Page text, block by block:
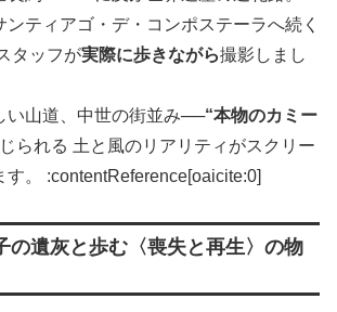
ンティアゴ・デ・コンポステーラへ続く
タッフが実際に歩きながら撮影しまし
い山道、中世の街並み──“本物のカミー
られる 土と風のリアリティがスクリー
す。 :contentReference[oaicite:0]
の遺灰と歩む〈喪失と再生〉の物